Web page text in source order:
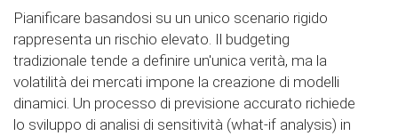
Pianificare basandosi su un unico scenario rigido
rappresenta un rischio elevato. Il budgeting
tradizionale tende a definire un'unica verità, ma la
volatilità dei mercati impone la creazione di modelli
dinamici. Un processo di previsione accurato richiede
lo sviluppo di analisi di sensitività (what-if analysis) in